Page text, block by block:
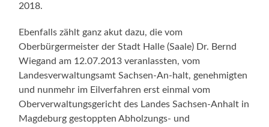
2018.
Ebenfalls zählt ganz akut dazu, die vom
Oberbürgermeister der Stadt Halle (Saale) Dr. Bernd
Wiegand am 12.07.2013 veranlassten, vom
Landesverwaltungsamt Sachsen-An-halt, genehmigten
und nunmehr im Eilverfahren erst einmal vom
Oberverwaltungsgericht des Landes Sachsen-Anhalt in
Magdeburg gestoppten Abholzungs- und